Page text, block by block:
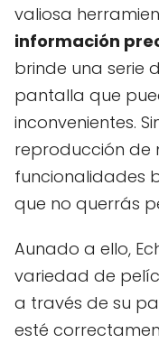
valiosa
información
brinde una serie
pantalla que
inconvenientes.
reproducción de
funcionalidades
que no querrás
Aunado a ello,
variedad de
a través de su
esté